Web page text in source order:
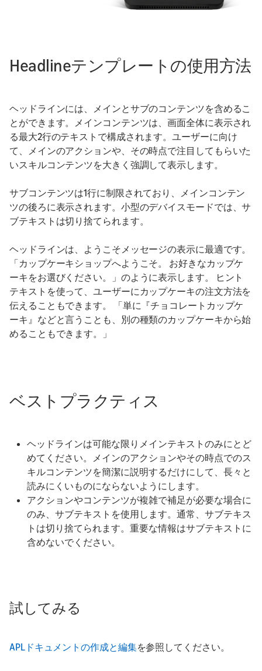
Headlineテンプレートの使用方法
ヘッドラインには、メインとサブのコンテンツを含めるこ
とができます。メインコンテンツは、画面全体に表示され
る最大2行のテキストで構成されます。ユーザーに向け
て、メインのアクションや、その時点で注目してもらいた
いスキルコンテンツを大きく強調して表示します。
サブコンテンツは1行に制限されており、メインコンテン
ツの後ろに表示されます。小型のデバイスモードでは、サ
ブテキストは切り捨てられます。
ヘッドラインは、ようこそメッセージの表示に最適です。
「カップケーキショップへようこそ。 お好きなカップケ
ーキをお選びください。」のように表示します。 ヒント
テキストを使って、ユーザーにカップケーキの注文方法を
伝えることもできます。 「単に『チョコレートカップケ
ーキ』などと言うことも、別の種類のカップケーキから始
めることもできます。」
ベストプラクティス
ヘッドラインは可能な限りメインテキストのみにとど
めてください。メインのアクションやその時点でのス
キルコンテンツを簡潔に説明するだけにして、長々と
読みにくいものにならないようにします。
アクションやコンテンツが複雑で補足が必要な場合に
のみ、サブテキストを使用します。通常、サブテキス
トは切り捨てられます。重要な情報はサブテキストに
含めないでください。
試してみる
APLドキュメントの作成と編集を参照してください。